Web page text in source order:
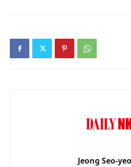
Jeong Seo-